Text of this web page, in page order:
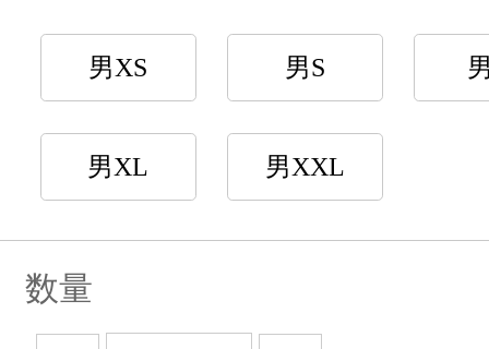
男XS 男S
男XL 男XXL
数量